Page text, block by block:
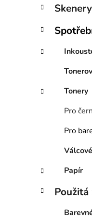
a
e
Skenery
Tonery
Pro
Pro
Papír
Použitá